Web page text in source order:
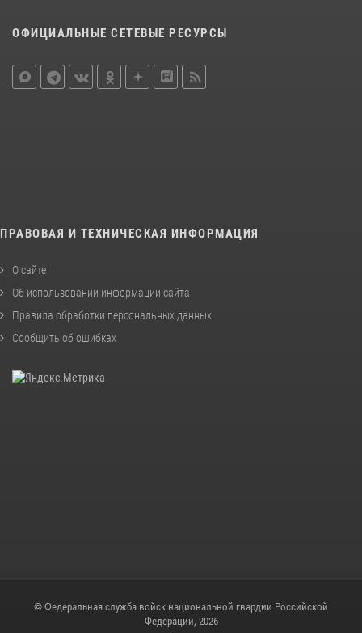
ОФИЦИАЛЬНЫЕ СЕТЕВЫЕ РЕСУРСЫ
ПРАВОВАЯ И ТЕХНИЧЕСКАЯ ИНФОРМАЦИЯ
О сайте
Об использовании информации сайта
Правила обработки персональных данных
Сообщить об ошибках
© Федеральная служба войск национальной гвардии Российской
Федерации, 2026